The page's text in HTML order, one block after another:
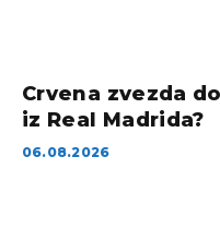
Crvena zvezda
iz Real Madrida?
06.08.2026